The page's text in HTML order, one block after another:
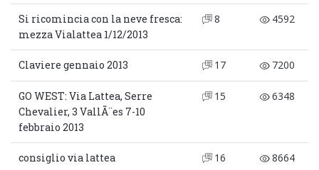
Si ricomincia con la neve fresca:
mezza Vialattea 1/12/2013
8 4592
Claviere gennaio 2013 17 7200
GO WEST: Via Lattea, Serre
Chevalier, 3 VallÃ¨es 7-10
febbraio 2013
15 6348
consiglio via lattea 16 8664